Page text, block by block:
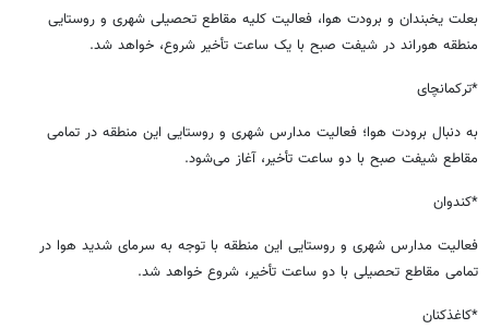
بعلت یخبندان و برودت هوا، فعالیت کلیه مقاطع تحصیلی شهری و روستایی
منطقه هوراند در شیفت صبح با یک ساعت تأخیر شروع، خواهد شد.
*ترکمانچای
به دنبال برودت هوا؛ فعالیت مدارس شهری و روستایی این منطقه در تمامی
مقاطع شیفت صبح با دو ساعت تأخیر، آغاز می‌شود.
*کندوان
فعالیت مدارس شهری و روستایی این منطقه با توجه به سرمای شدید هوا در
تمامی مقاطع تحصیلی با دو ساعت تأخیر، شروع خواهد شد.
*کاغذکنان